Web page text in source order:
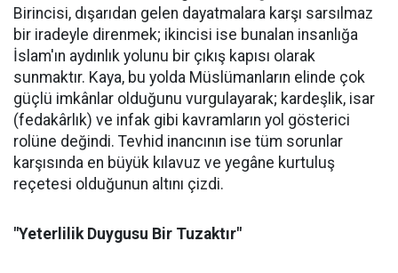
Birincisi, dışarıdan gelen dayatmalara karşı sarsılmaz
bir iradeyle direnmek; ikincisi ise bunalan insanlığa
İslam'ın aydınlık yolunu bir çıkış kapısı olarak
sunmaktır. Kaya, bu yolda Müslümanların elinde çok
güçlü imkânlar olduğunu vurgulayarak; kardeşlik, isar
(fedakârlık) ve infak gibi kavramların yol gösterici
rolüne değindi. Tevhid inancının ise tüm sorunlar
karşısında en büyük kılavuz ve yegâne kurtuluş
reçetesi olduğunun altını çizdi.
"Yeterlilik Duygusu Bir Tuzaktır"